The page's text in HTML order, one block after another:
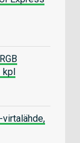
kpl
virtalähde,